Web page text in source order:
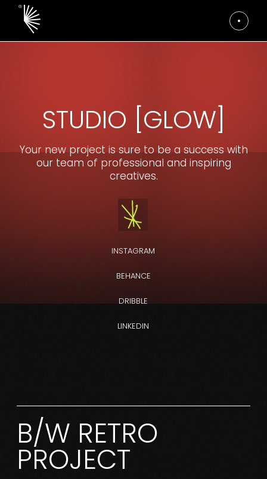
STUDIO [GLOW]
Your new project is sure to be a success with
our team of professional and inspiring
creatives.
INSTAGRAM
BEHANCE
DRIBBLE
LINKEDIN
B/W RETRO
PROJECT